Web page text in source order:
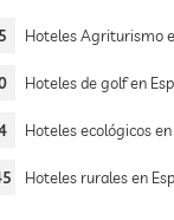
Hoteles Agriturismo
Hoteles de golf en
Hoteles ecológicos en
Hoteles rurales en